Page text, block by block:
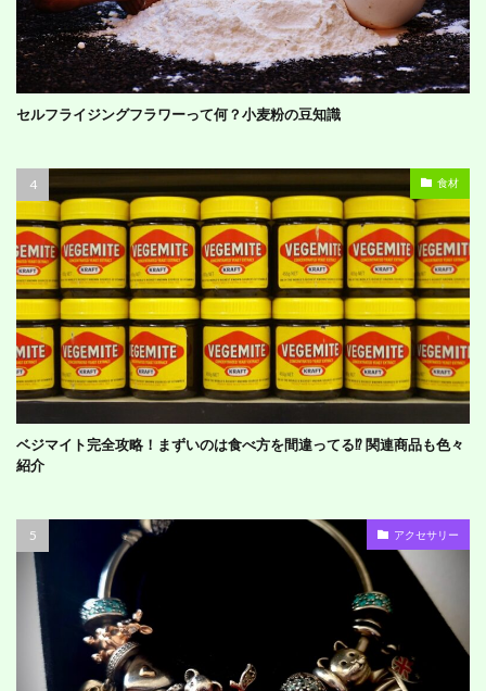
セルフライジングフラワーって何？小麦粉の豆知識
食材
ベジマイト完全攻略！まずいのは食べ方を間違ってる⁉︎ 関連商品も色々
紹介
アクセサリー